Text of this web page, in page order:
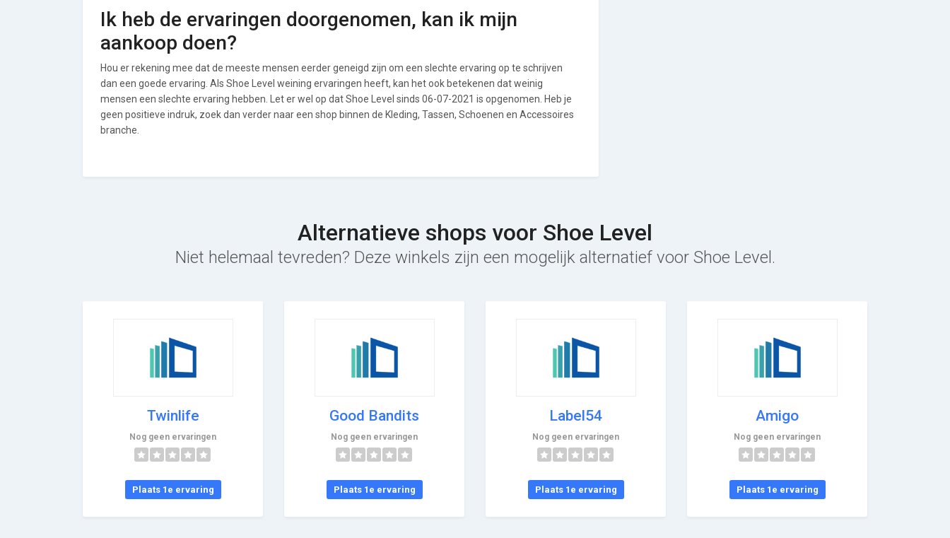
Ik heb de ervaringen doorgenomen, kan ik mijn
aankoop doen?
Hou er rekening mee dat de meeste mensen eerder geneigd zijn om een slechte ervaring op te schrijven
dan een goede ervaring. Als Shoe Level weining ervaringen heeft, kan het ook betekenen dat weinig
mensen een slechte ervaring hebben. Let er wel op dat Shoe Level sinds 06-07-2021 is opgenomen. Heb je
geen positieve indruk, zoek dan verder naar een shop binnen de Kleding, Tassen, Schoenen en Accessoires
branche.
Alternatieve shops voor Shoe Level
Niet helemaal tevreden? Deze winkels zijn een mogelijk alternatief voor Shoe Level.
Twinlife
Nog geen ervaringen
Plaats 1e ervaring
Good Bandits
Nog geen ervaringen
Plaats 1e ervaring
Label54
Nog geen ervaringen
Plaats 1e ervaring
Amigo
Nog geen ervaringen
Plaats 1e ervaring